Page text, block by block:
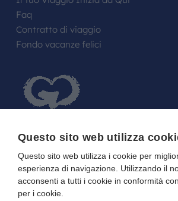
Faq
Contratto di viaggio
Fondo vacanze felici
FARE UN REGALO AGLI SPOSI O A
FESTEGGIATO?
La tua Lista in Viaggio…
Questo sito web utilizza
Questo sito web utilizza i cookie per
esperienza di navigazione. Utilizzando il
acconsenti a tutti i cookie in conformità
per i cookie.